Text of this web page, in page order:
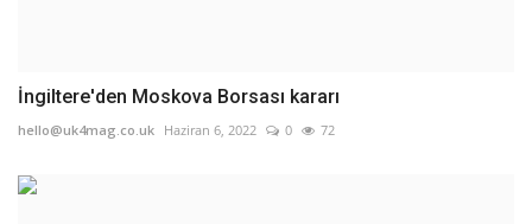
İngiltere'den Moskova Borsası kararı
hello@uk4mag.co.uk Haziran 6, 2022 0 72